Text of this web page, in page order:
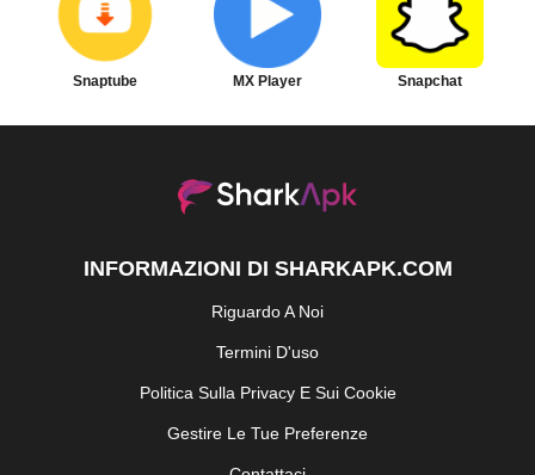
Snaptube MX Player Snapchat
INFORMAZIONI DI SHARKAPK.COM
Riguardo A Noi
Termini D'uso
Politica Sulla Privacy E Sui Cookie
Gestire Le Tue Preferenze